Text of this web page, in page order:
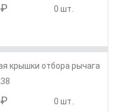
0 шт.
крышки отбора рычага
0 шт.